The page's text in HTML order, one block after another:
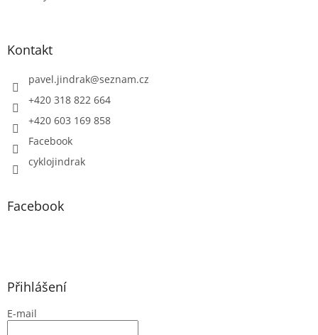
Kontakt
pavel.jindrak@seznam.cz
+420 318 822 664
+420 603 169 858
Facebook
cyklojindrak
Facebook
Přihlášení
E-mail